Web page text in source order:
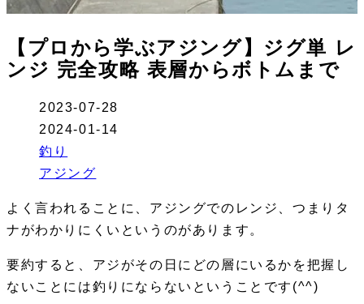
【プロから学ぶアジング】ジグ単 レ
ンジ 完全攻略 表層からボトムまで
2023-07-28
2024-01-14
釣り
アジング
よく言われることに、アジングでのレンジ、つまりタ
ナがわかりにくいというのがあります。
要約すると、アジがその日にどの層にいるかを把握し
ないことには釣りにならないということです(^^)